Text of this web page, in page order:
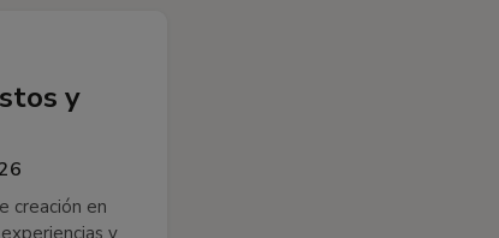
y
creación en